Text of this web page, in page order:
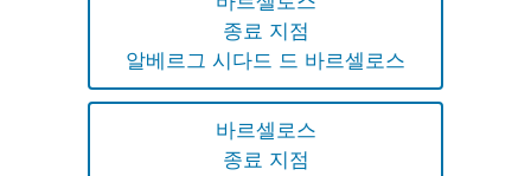
종료 지점
알베르그 시다드 드 바르셀로스
바르셀로스
종료 지점